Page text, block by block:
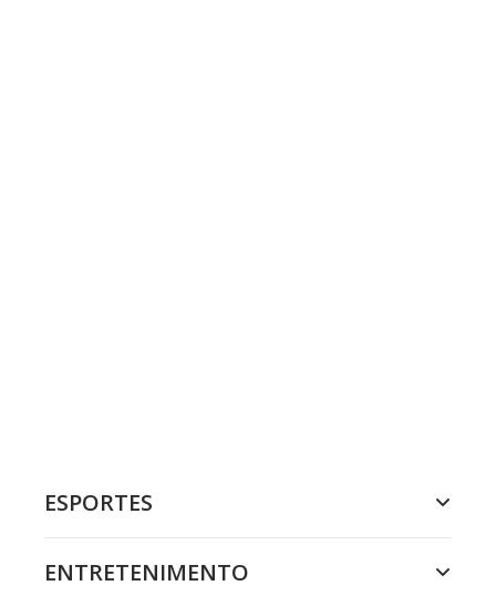
ESPORTES
ENTRETENIMENTO